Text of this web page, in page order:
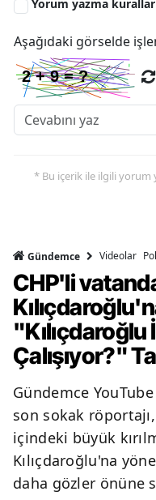
Yorum yazma
Aşağıdaki görselde
* Bu içerik ile ilgili yorum
Gündemce Videolar
CHP'li
"Kılıçdaroğlu
Çalışıyor?"
Gündemce
son sokak
içindeki büyük
Kılıçdaroğlu'na
daha gözler önüne